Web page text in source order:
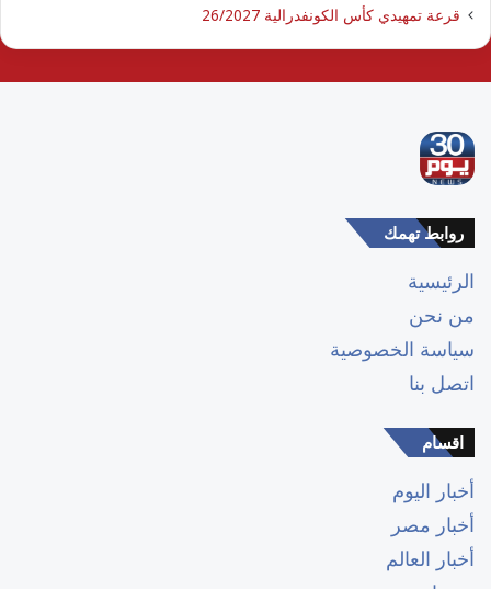
قرعة تمهيدي كأس الكونفدرالية 26/2027
روابط تهمك
الرئيسية
من نحن
سياسة الخصوصية
اتصل بنا
اقسام
أخبار اليوم
أخبار مصر
أخبار العالم